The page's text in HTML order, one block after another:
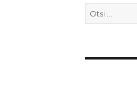
Otsi: